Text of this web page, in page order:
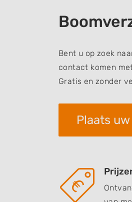
Bent u op zoek
contact komen
Gratis en zonder
Plaats